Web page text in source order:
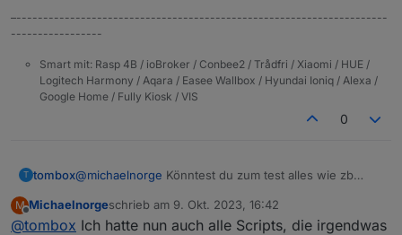
–---------------------------------------------------------------------
-----------------
Smart mit: Rasp 4B / ioBroker / Conbee2 / Trådfri / Xiaomi / HUE /
Logitech Harmony / Aqara / Easee Wallbox / Hyundai Ioniq / Alexa /
Google Home / Fully Kiosk / VIS
0
T tombox@michaelnorge Könntest du zum test alles wie zb
M
Offline
Michaelnorgeschrieb am 9. Okt. 2023, 16:42
zuletzt editiert von
@tombox Ich hatte nun auch alle Scripts, die irgendwas